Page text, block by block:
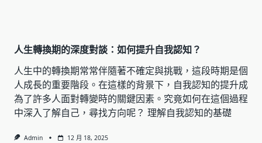
人生轉換期的深度對談：如何提升自我認知？
人生中的轉換期常常伴隨著不確定與挑戰，這段時期是個
人成長的重要階段。在這樣的背景下，自我認知的提升成
為了許多人面對轉變時的關鍵因素。究竟如何在這個過程
中深入了解自己，尋找方向呢？ 理解自我認知的基礎
Admin 12 月 18, 2025